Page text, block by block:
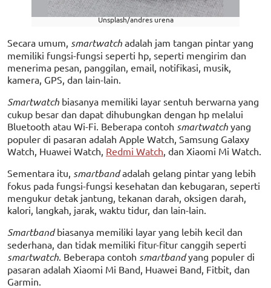
Unsplash/andres urena
Secara umum, smartwatch adalah jam tangan pintar yang
memiliki fungsi-fungsi seperti hp, seperti mengirim dan
menerima pesan, panggilan, email, notifikasi, musik,
kamera, GPS, dan lain-lain.
Smartwatch biasanya memiliki layar sentuh berwarna yang
cukup besar dan dapat dihubungkan dengan hp melalui
Bluetooth atau Wi-Fi. Beberapa contoh smartwatch yang
populer di pasaran adalah Apple Watch, Samsung Galaxy
Watch, Huawei Watch, Redmi Watch , dan Xiaomi Mi Watch.
Sementara itu, smartbandadalah gelang pintar yang lebih
fokus pada fungsi-fungsi kesehatan dan kebugaran, seperti
mengukur detak jantung, tekanan darah, oksigen darah,
kalori, langkah, jarak, waktu tidur, dan lain-lain.
Smartbandbiasanya memiliki layar yang lebih kecil dan
sederhana, dan tidak memiliki fitur-fitur canggih seperti
smartwatch . Beberapa contoh smartbandyang populer di
pasaran adalah Xiaomi Mi Band, Huawei Band, Fitbit, dan
Garmin.